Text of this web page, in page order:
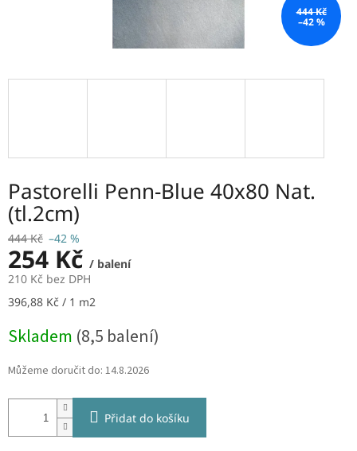
444 Kč
–42 %
Pastorelli Penn-Blue 40x80 Nat.
(tl.2cm)
444 Kč –42 %
254 Kč / balení
210 Kč bez DPH
Měrná
396,88 Kč / 1 m2
Skladem (8,5 balení)
Můžeme doručit do: 14.8.2026
Přidat do košíku